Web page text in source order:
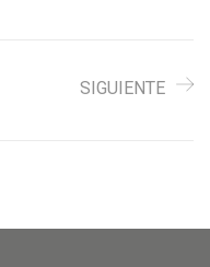
SIGUIENTE